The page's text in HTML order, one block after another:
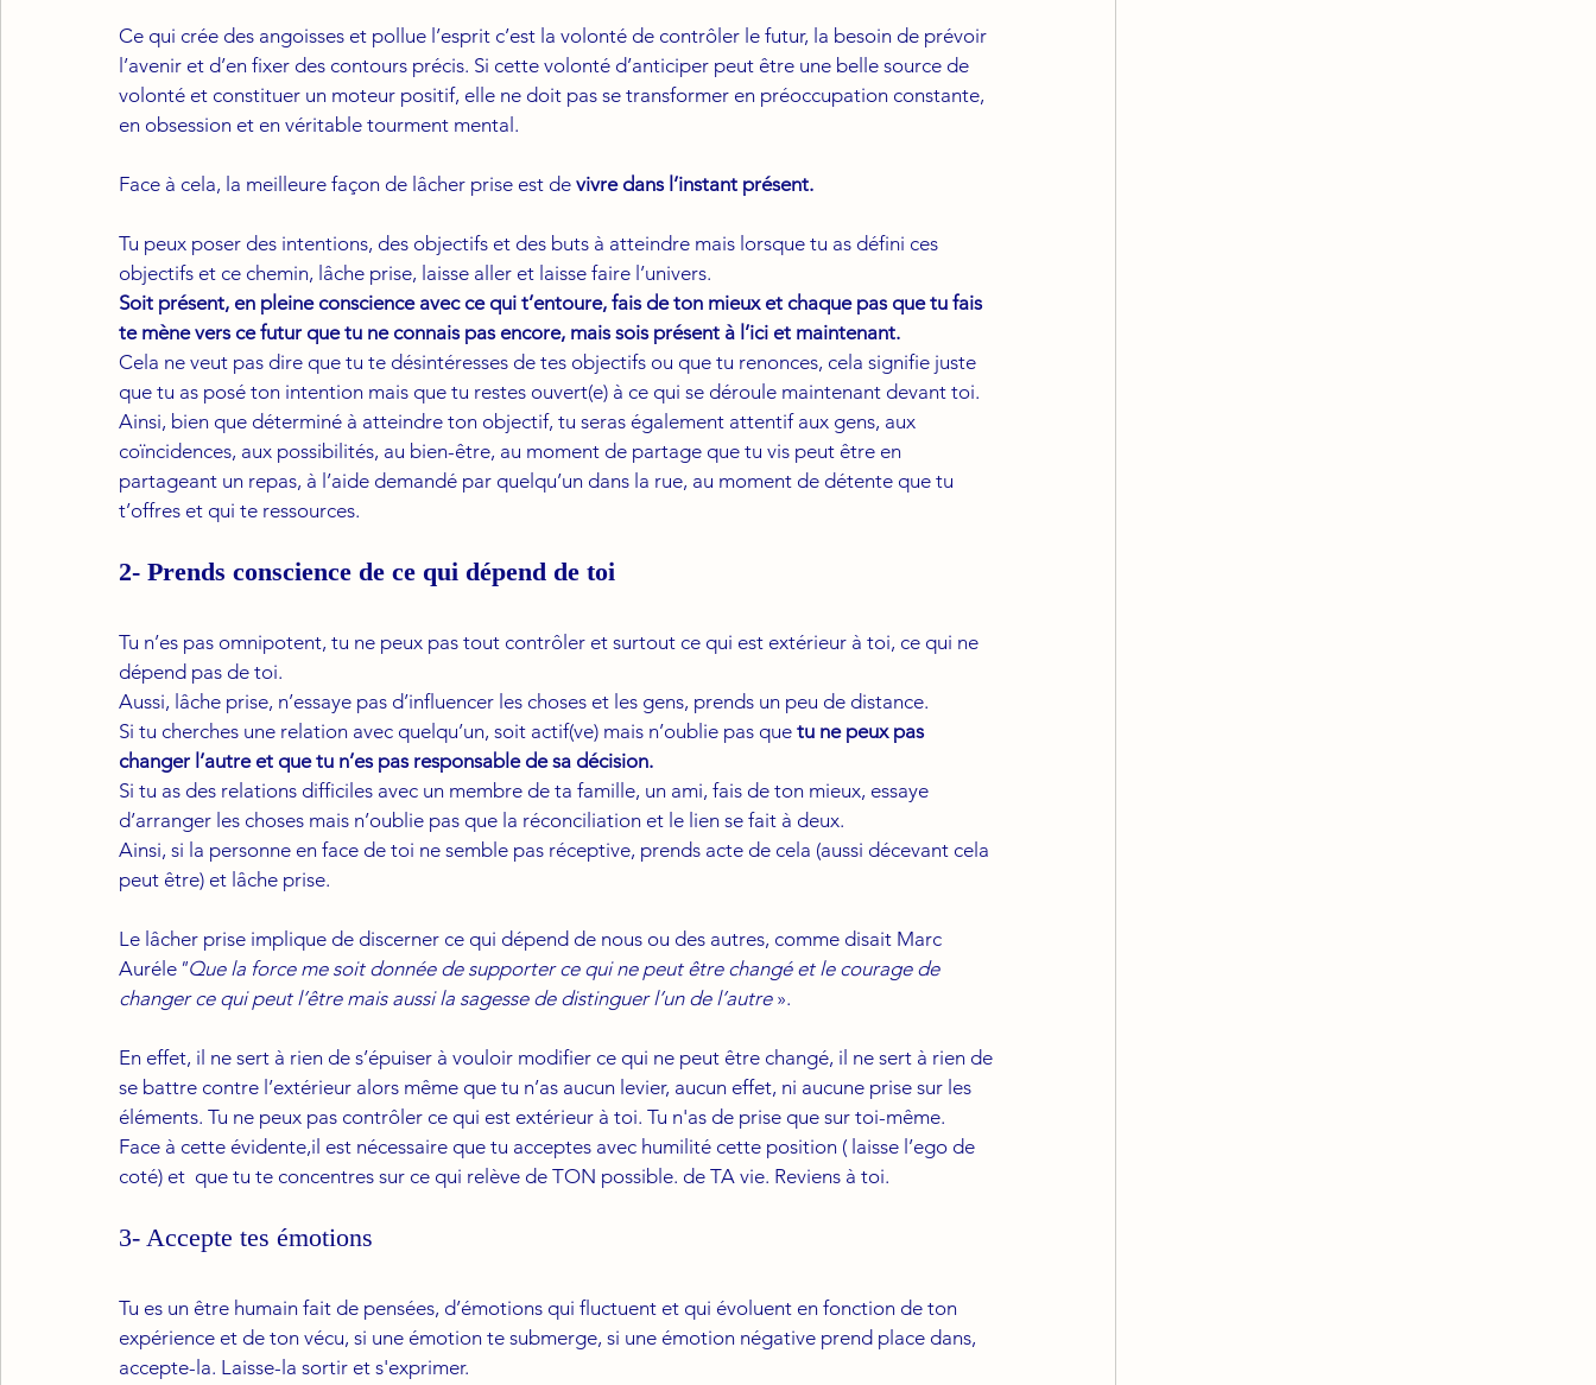
Ce qui crée des angoisses et pollue l’esprit c’est la volonté de contrôler le futur, la besoin de prévoir
l’avenir et d’en fixer des contours précis. Si cette volonté d’anticiper peut être une belle source de
volonté et constituer un moteur positif, elle ne doit pas se transformer en préoccupation constante,
en obsession et en véritable tourment mental.
Face à cela, la meilleure façon de lâcher prise est de vivre dans l’instant présent.
Tu peux poser des intentions, des objectifs et des buts à atteindre mais lorsque tu as défini ces
objectifs et ce chemin, lâche prise, laisse aller et laisse faire l’univers.
Soit présent, en pleine conscience avec ce qui t’entoure, fais de ton mieux et chaque pas que tu fais
te mène vers ce futur que tu ne connais pas encore, mais sois présent à l’ici et maintenant.
Cela ne veut pas dire que tu te désintéresses de tes objectifs ou que tu renonces, cela signifie juste
que tu as posé ton intention mais que tu restes ouvert(e) à ce qui se déroule maintenant devant toi.
Ainsi, bien que déterminé à atteindre ton objectif, tu seras également attentif aux gens, aux
coïncidences, aux possibilités, au bien-être, au moment de partage que tu vis peut être en
partageant un repas, à l’aide demandé par quelqu’un dans la rue, au moment de détente que tu
t’offres et qui te ressources.
2- Prends conscience de ce qui dépend de toi
Tu n’es pas omnipotent, tu ne peux pas tout contrôler et surtout ce qui est extérieur à toi, ce qui ne
dépend pas de toi.
Aussi, lâche prise, n’essaye pas d’influencer les choses et les gens, prends un peu de distance.
Si tu cherches une relation avec quelqu’un, soit actif(ve) mais n’oublie pas que tu ne peux pas
changer l’autre et que tu n’es pas responsable de sa décision.
Si tu as des relations difficiles avec un membre de ta famille, un ami, fais de ton mieux, essaye
d’arranger les choses mais n’oublie pas que la réconciliation et le lien se fait à deux.
Ainsi, si la personne en face de toi ne semble pas réceptive, prends acte de cela (aussi décevant cela
peut être) et lâche prise.
Le lâcher prise implique de discerner ce qui dépend de nous ou des autres, comme disait Marc
Auréle "Que la force me soit donnée de supporter ce qui ne peut être changé et le courage de
changer ce qui peut l’être mais aussi la sagesse de distinguer l’un de l’autre ».
En effet, il ne sert à rien de s’épuiser à vouloir modifier ce qui ne peut être changé, il ne sert à rien de
se battre contre l’extérieur alors même que tu n’as aucun levier, aucun effet, ni aucune prise sur les
éléments. Tu ne peux pas contrôler ce qui est extérieur à toi. Tu n'as de prise que sur toi-même.
Face à cette évidente,il est nécessaire que tu acceptes avec humilité cette position ( laisse l’ego de
coté) et  que tu te concentres sur ce qui relève de TON possible. de TA vie. Reviens à toi.
3- Accepte tes émotions
Tu es un être humain fait de pensées, d’émotions qui fluctuent et qui évoluent en fonction de ton
expérience et de ton vécu, si une émotion te submerge, si une émotion négative prend place dans,
accepte-la. Laisse-la sortir et s'exprimer.